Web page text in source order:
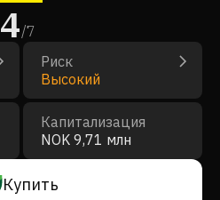
4/7
Риск
Высокий
Капитализация
NOK 9,71 млн
Купить